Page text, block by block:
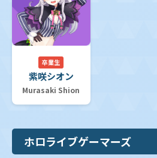
卒業生
紫咲シオン
Murasaki Shion
ホロライブゲーマーズ